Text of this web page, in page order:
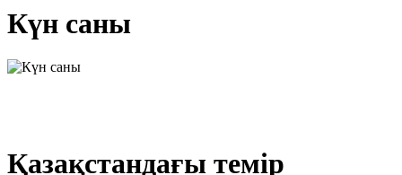
Күн саны
Қазақстандағы темір